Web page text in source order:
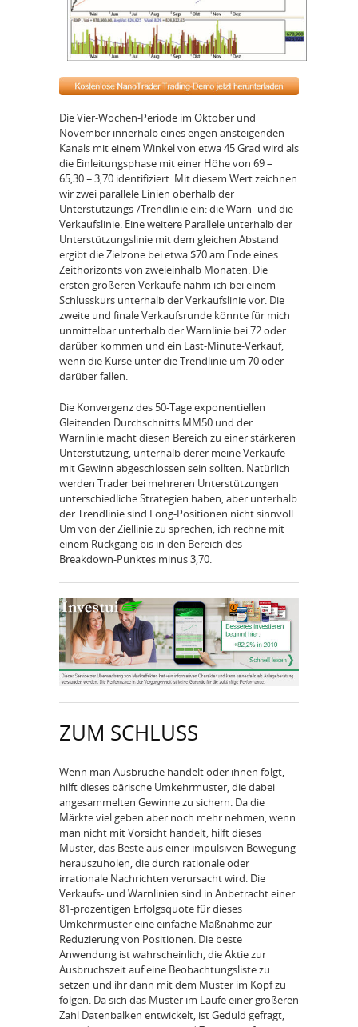
Die Vier-Wochen-Periode im Oktober und
November innerhalb eines engen ansteigenden
Kanals mit einem Winkel von etwa 45 Grad wird als
die Einleitungsphase mit einer Höhe von 69 –
65,30 = 3,70 identifiziert. Mit diesem Wert zeichnen
wir zwei parallele Linien oberhalb der
Unterstützungs-/Trendlinie ein: die Warn- und die
Verkaufslinie. Eine weitere Parallele unterhalb der
Unterstützungslinie mit dem gleichen Abstand
ergibt die Zielzone bei etwa $70 am Ende eines
Zeithorizonts von zweieinhalb Monaten. Die
ersten größeren Verkäufe nahm ich bei einem
Schlusskurs unterhalb der Verkaufslinie vor. Die
zweite und finale Verkaufsrunde könnte für mich
unmittelbar unterhalb der Warnlinie bei 72 oder
darüber kommen und ein Last-Minute-Verkauf,
wenn die Kurse unter die Trendlinie um 70 oder
darüber fallen.
Die Konvergenz des 50-Tage exponentiellen
Gleitenden Durchschnitts MM50 und der
Warnlinie macht diesen Bereich zu einer stärkeren
Unterstützung, unterhalb derer meine Verkäufe
mit Gewinn abgeschlossen sein sollten. Natürlich
werden Trader bei mehreren Unterstützungen
unterschiedliche Strategien haben, aber unterhalb
der Trendlinie sind Long-Positionen nicht sinnvoll.
Um von der Ziellinie zu sprechen, ich rechne mit
einem Rückgang bis in den Bereich des
Breakdown-Punktes minus 3,70.
ZUM SCHLUSS
Wenn man Ausbrüche handelt oder ihnen folgt,
hilft dieses bärische Umkehrmuster, die dabei
angesammelten Gewinne zu sichern. Da die
Märkte viel geben aber noch mehr nehmen, wenn
man nicht mit Vorsicht handelt, hilft dieses
Muster, das Beste aus einer impulsiven Bewegung
herauszuholen, die durch rationale oder
irrationale Nachrichten verursacht wird. Die
Verkaufs- und Warnlinien sind in Anbetracht einer
81-prozentigen Erfolgsquote für dieses
Umkehrmuster eine einfache Maßnahme zur
Reduzierung von Positionen. Die beste
Anwendung ist wahrscheinlich, die Aktie zur
Ausbruchszeit auf eine Beobachtungsliste zu
setzen und ihr dann mit dem Muster im Kopf zu
folgen. Da sich das Muster im Laufe einer größeren
Zahl Datenbalken entwickelt, ist Geduld gefragt,